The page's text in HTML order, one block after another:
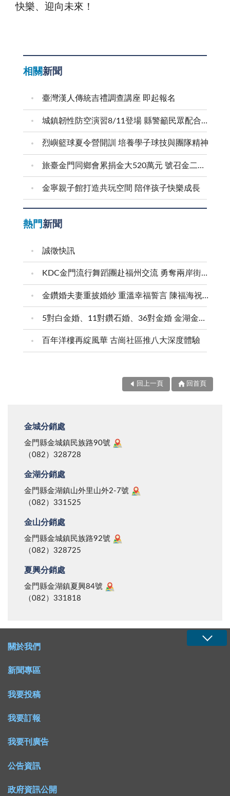
快樂、迎向未來！
相關新聞
臺灣漢人傳統吉禮調查講座 即起報名
城鎮韌性防空演習8/11登場 縣警籲民眾配合疏散避難
烈嶼籃球夏令營開訓 培養學子球技與團隊精神
旅臺金門同鄉會累捐金大520萬元 號召金二代金三代返鄉求學
金寧親子館打造共玩空間 陪伴孩子快樂成長
熱門新聞
誠徵快訊
KDC金門流行舞蹈團赴福州交流 勇奪兩岸街舞賽三等獎
金鑽婚夫妻重披婚紗 重溫幸福誓言 陳福海祝福牽手半世紀 情深相守成典範
5對白金婚、11對鑽石婚、36對金婚 金湖金沙夫妻共享榮耀時刻 陳福海表揚金鑽婚夫妻 向半世紀相守家庭典範致敬
百年洋樓再綻風華 古崗社區推八大深度體驗
回上一頁 回首頁
金城分銷處
金門縣金城鎮民族路90號
（082）328728
金湖分銷處
金門縣金湖鎮山外里山外2-7號
（082）331525
金山分銷處
金門縣金城鎮民族路92號
（082）328725
夏興分銷處
金門縣金湖鎮夏興84號
（082）331818
關於我們
新聞專區
我要投稿
我要訂報
我要刊廣告
公告資訊
政府資訊公開